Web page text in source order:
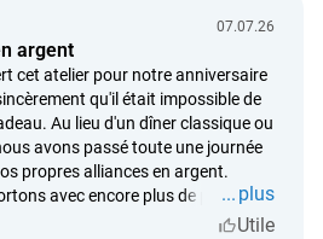
toujours été là pour m'aider avec
final, la bague n'est pas
imaginée, mais je crois que
Aujourd'hui, chaque fois que je la
où j'ai appuyé un peu trop fort,
marteau un peu de travers et d'où
imperfections. C'est justement
à mes yeux. Ce n'est pas
une création que j'ai réellement
07.07.26
argent
cet atelier pour notre anniversaire
qu'il était impossible de
Au lieu d'un dîner classique ou
avons passé toute une journée
propres alliances en argent.
avec encore plus de plaisir, car
nous y avons mis de nous-mêmes.
plus
Utile